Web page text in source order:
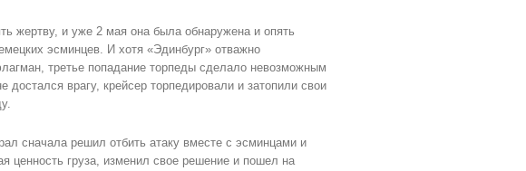
жертву, и уже 2 мая она была обнаружена и опять
эсминцев. И хотя «Эдинбург» отважно
третье попадание торпеды сделало невозможным
врагу, крейсер торпедировали и затопили свои
сначала решил отбить атаку вместе с эсминцами и
ценность груза, изменил свое решение и пошел на